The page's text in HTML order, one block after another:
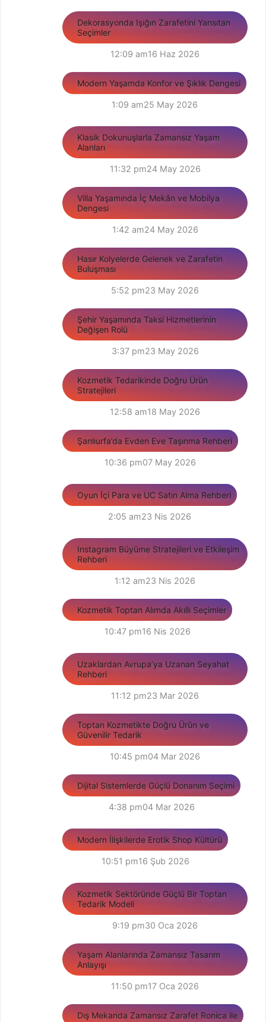
Dekorasyonda Işığın Zarafetini Yansıtan
Seçimler
12:09 am16 Haz 2026
Modern Yaşamda Konfor ve Şıklık Dengesi
1:09 am25 May 2026
Klasik Dokunuşlarla Zamansız Yaşam
Alanları
11:32 pm24 May 2026
Villa Yaşamında İç Mekân ve Mobilya
Dengesi
1:42 am24 May 2026
Hasır Kolyelerde Gelenek ve Zarafetin
Buluşması
5:52 pm23 May 2026
Şehir Yaşamında Taksi Hizmetlerinin
Değişen Rolü
3:37 pm23 May 2026
Kozmetik Tedarikinde Doğru Ürün
Stratejileri
12:58 am18 May 2026
Şanlıurfa’da Evden Eve Taşınma Rehberi
10:36 pm07 May 2026
Oyun İçi Para ve UC Satın Alma Rehberi
2:05 am23 Nis 2026
Instagram Büyüme Stratejileri ve Etkileşim
Rehberi
1:12 am23 Nis 2026
Kozmetik Toptan Alımda Akıllı Seçimler
10:47 pm16 Nis 2026
Uzaklardan Avrupa’ya Uzanan Seyahat
Rehberi
11:12 pm23 Mar 2026
Toptan Kozmetikte Doğru Ürün ve
Güvenilir Tedarik
10:45 pm04 Mar 2026
Dijital Sistemlerde Güçlü Donanım Seçimi
4:38 pm04 Mar 2026
Modern İlişkilerde Erotik Shop Kültürü
10:51 pm16 Şub 2026
Kozmetik Sektöründe Güçlü Bir Toptan
Tedarik Modeli
9:19 pm30 Oca 2026
Yaşam Alanlarında Zamansız Tasarım
Anlayışı
11:50 pm17 Oca 2026
Dış Mekanda Zamansız Zarafet Ronica ile